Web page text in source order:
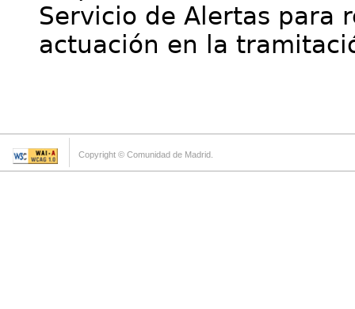
Servicio de Alertas para
actuación en la
Copyright © Comunidad de Madrid.